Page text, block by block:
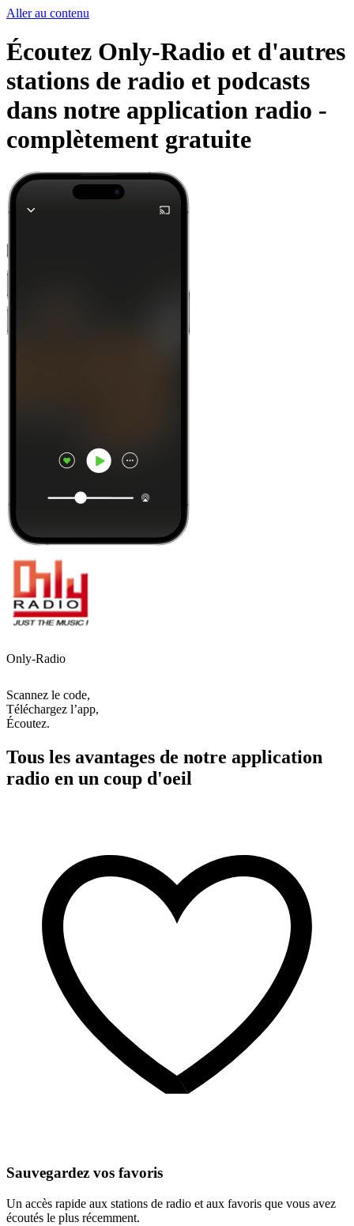
Aller au contenu
Écoutez Only-Radio et d'autres
stations de radio et podcasts
dans notre application radio -
complètement gratuite
Only-Radio
Scannez le code,
Téléchargez l’app,
Écoutez.
Tous les avantages de notre application
radio en un coup d'oeil
Sauvegardez vos favoris
Un accès rapide aux stations de radio et aux favoris que vous avez
écoutés le plus récemment.